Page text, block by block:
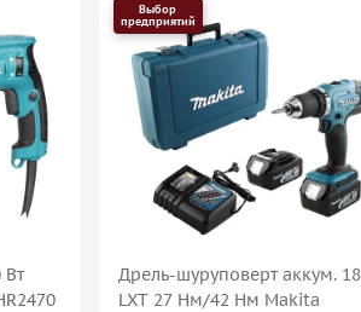
Вт
Выбор
предприятий
Дрель-шуруповерт аккум.
LXT 27 Нм/42 Нм Makita